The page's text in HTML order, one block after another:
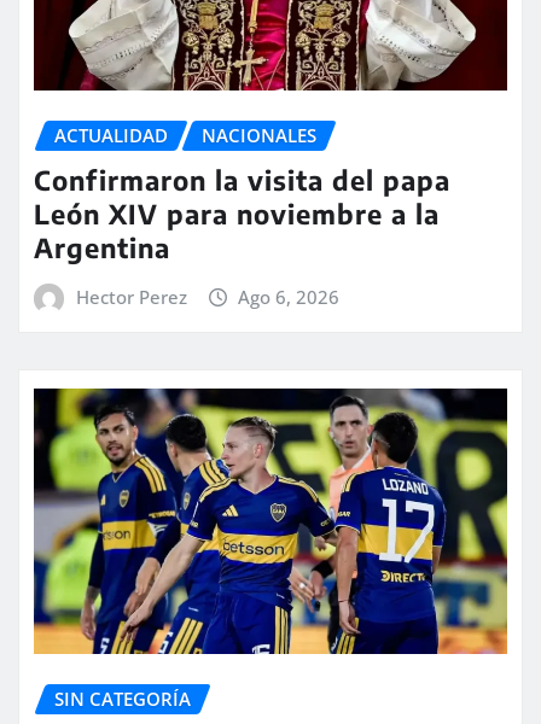
ACTUALIDAD NACIONALES
Confirmaron la visita del papa
León XIV para noviembre a la
Argentina
Hector Perez Ago 6, 2026
SIN CATEGORÍA